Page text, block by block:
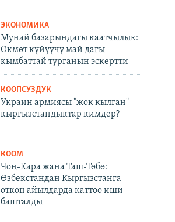
ЭКОНОМИКА
Мунай базарындагы каатчылык:
Өкмөт күйүүчү май дагы
кымбаттай турганын эскертти
КООПСУЗДУК
Украин армиясы "жок кылган"
кыргызстандыктар кимдер?
КООМ
Чоң-Кара жана Таш-Төбө:
Өзбекстандан Кыргызстанга
өткөн айылдарда каттоо иши
башталды